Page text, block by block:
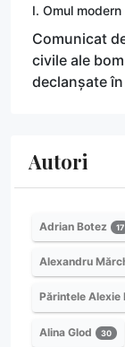
I. Omul
Comunicat
civile ale
declanșate
Autori
Adrian Botez 17
Alexandru
Părintele Alexie
Alina Glod 30